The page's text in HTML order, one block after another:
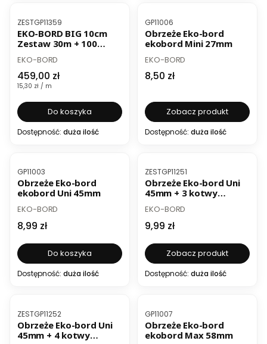
Kod produktu
ZESTGP11359
EKO-BORD BIG 10cm
Zestaw 30m + 100
PRODUCENT
EKO-BORD
Cena
459,00 zł
Cena jednostkowa
15,30 zł / m
Do koszyka
Dostępność: duża ilość
Kod produktu
GP11006
Obrzeże Eko-bord
ekobord Mini 27mm
PRODUCENT
EKO-BORD
Cena
8,50 zł
Zobacz produkt
Dostępność: duża ilość
Kod produktu
GP11003
Obrzeże Eko-bord
ekobord Uni 45mm
PRODUCENT
EKO-BORD
Cena
8,99 zł
Do koszyka
Dostępność: duża ilość
Kod produktu
ZESTGP11251
Obrzeże Eko-bord Uni
45mm + 3 kotwy
PRODUCENT
EKO-BORD
Cena
9,99 zł
Zobacz produkt
Dostępność: duża ilość
Kod produktu
ZESTGP11252
Obrzeże Eko-bord Uni
45mm + 4 kotwy
Kod produktu
GP11007
Obrzeże Eko-bord
ekobord Max 58mm